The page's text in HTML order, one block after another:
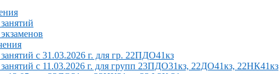
с 31.03.2026 г. для гр. 22ПДО41кз
с 11.03.2026 г. для групп 23ПДО31кз, 22ДО41кз, 22НК41кз